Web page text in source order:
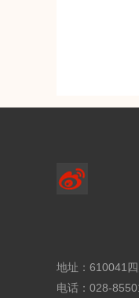
地址：610041
电话：028-